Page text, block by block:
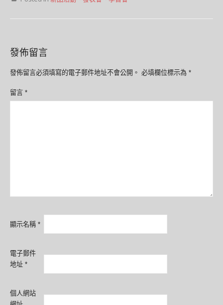
發佈留言
發佈留言必須填寫的電子郵件地址不會公開。 必填欄位標示為 *
留言 *
顯示名稱 *
電子郵件
地址 *
個人網站